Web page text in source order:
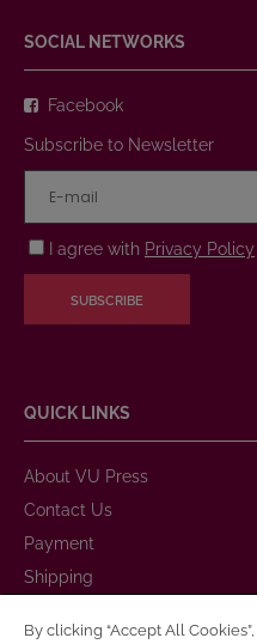
SOCIAL NETWORKS
Facebook
Subscribe to Newsletter
I agree with Privacy Policy
SUBSCRIBE
QUICK LINKS
About VU Press
Contact Us
Payment
Shipping
By clicking “Accept All